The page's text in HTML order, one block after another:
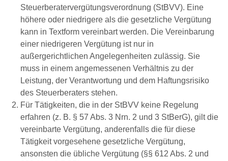
Steuerberatervergütungsverordnung (StBVV). Eine
höhere oder niedrigere als die gesetzliche Vergütung
kann in Textform vereinbart werden. Die Vereinbarung
einer niedrigeren Vergütung ist nur in
außergerichtlichen Angelegenheiten zulässig. Sie
muss in einem angemessenen Verhältnis zu der
Leistung, der Verantwortung und dem Haftungsrisiko
des Steuerberaters stehen.
Für Tätigkeiten, die in der StBVV keine Regelung
erfahren (z. B. § 57 Abs. 3 Nrn. 2 und 3 StBerG), gilt die
vereinbarte Vergütung, anderenfalls die für diese
Tätigkeit vorgesehene gesetzliche Vergütung,
ansonsten die übliche Vergütung (§§ 612 Abs. 2 und